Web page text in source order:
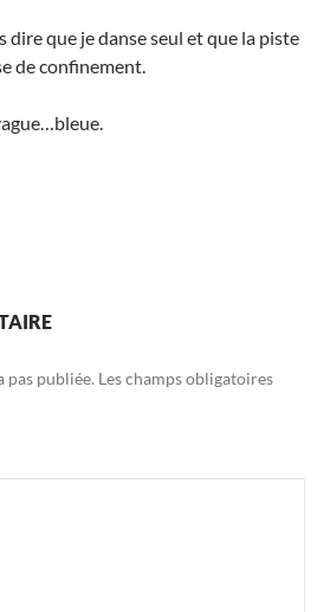
dire que je danse seul et que la piste
de confinement.
pas publiée. Les champs obligatoires